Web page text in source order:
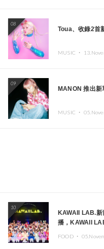
08
Toua、收錄2首
MUSIC ・
09
MANON 推出新
MUSIC ・
10
KAWAII LAB.
播，KAWAII
FOOD ・